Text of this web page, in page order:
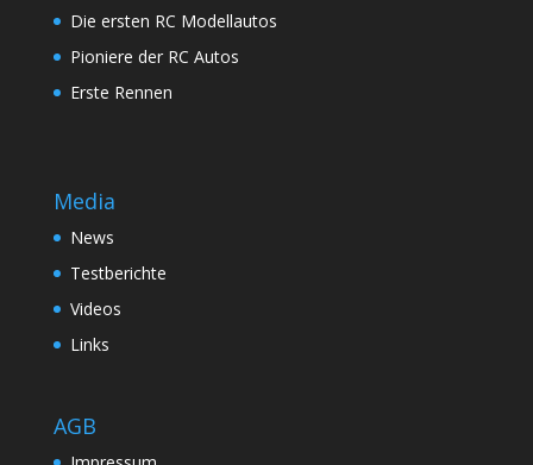
Die ersten RC Modellautos
Pioniere der RC Autos
Erste Rennen
Media
News
Testberichte
Videos
Links
AGB